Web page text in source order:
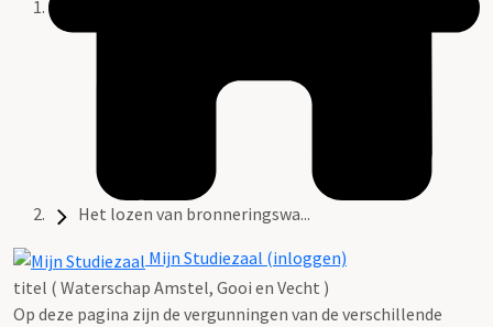
Het lozen van bronneringswa...
Mijn Studiezaal (inloggen)
titel ( Waterschap Amstel, Gooi en Vecht )
Op deze pagina zijn de vergunningen van de verschillende